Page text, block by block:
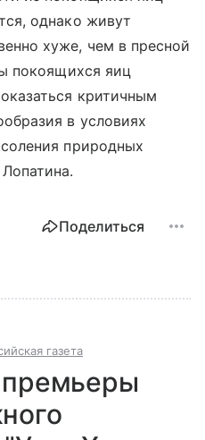
однако живут
хуже, чем в пресной
покоящихся яиц
критичным
в условиях
природных
Поделиться
газета
премьеры